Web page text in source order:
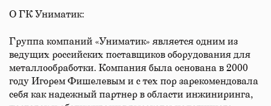
О ГК Униматик:
Группа компаний «Униматик» является одним из
ведущих российских поставщиков оборудования для
металлообработки. Компания была основана в 2000
году Игорем Фишелевым и с тех пор зарекомендовала
себя как надежный партнер в области инжиниринга,